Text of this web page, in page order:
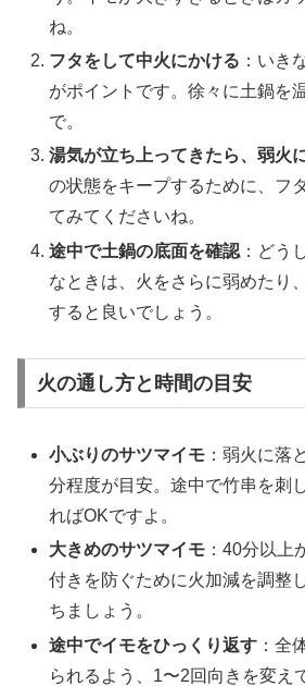
ね。
フタをして中火にかける ：いき
がポイントです。徐々に土鍋を
で。
湯気が立ち上ってきたら、弱火
の状態をキープするために、フ
てみてくださいね。
途中で土鍋の底面を確認 ：どう
なときは、火をさらに弱めたり
すると良いでしょう。
火の通し方と時間の目安
小ぶりのサツマイモ ：弱火に落
分程度が目安。途中で竹串を刺
ればOKですよ。
大きめのサツマイモ ：40分以上
付きを防ぐために火加減を調整
ちましょう。
途中でイモをひっくり返す ：全
られるよう、1〜2回向きを変え